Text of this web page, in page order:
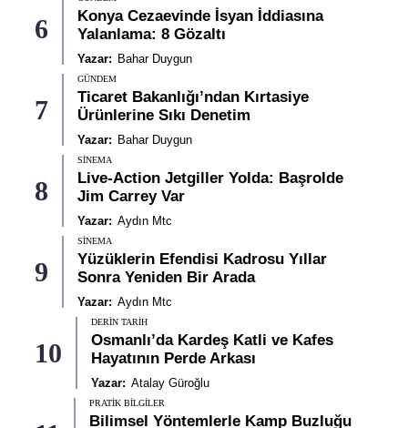
6
Konya Cezaevinde İsyan İddiasına
Yalanlama: 8 Gözaltı
Yazar: Bahar Duygun
7
GÜNDEM
Ticaret Bakanlığı’ndan Kırtasiye
Ürünlerine Sıkı Denetim
Yazar: Bahar Duygun
8
SINEMA
Live-Action Jetgiller Yolda: Başrolde
Jim Carrey Var
Yazar: Aydın Mtc
9
SINEMA
Yüzüklerin Efendisi Kadrosu Yıllar
Sonra Yeniden Bir Arada
Yazar: Aydın Mtc
10
DERIN TARIH
Osmanlı’da Kardeş Katli ve Kafes
Hayatının Perde Arkası
Yazar: Atalay Güroğlu
PRATIK BILGILER
Bilimsel Yöntemlerle Kamp Buzluğu